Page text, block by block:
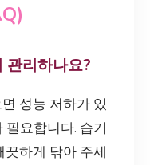
관리하나요?
성능 저하가 있
필요합니다. 습기
끗하게 닦아 주세